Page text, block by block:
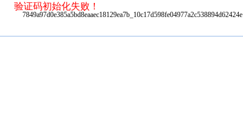
验证码初始化失败！
7849a97d0e385a5bd8eaaec18129ea7b_10c17d598fe04977a2c538894d62424e